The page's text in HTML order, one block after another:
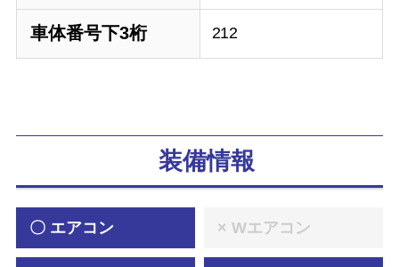
車体番号下3桁 212
装備情報
〇 エアコン × Wエアコン